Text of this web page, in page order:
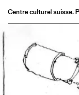
Centre culturel suisse.
Librairie
Buvette